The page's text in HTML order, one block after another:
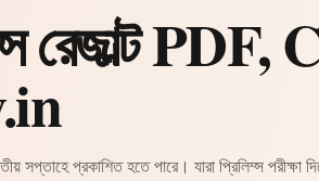
প্রকাশিত হতে পারে। যারা প্রিলিম্স পরীক্ষা